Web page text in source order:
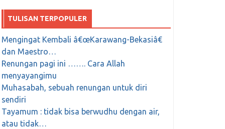
TULISAN TERPOPULER
Mengingat Kembali â€œKarawang-Bekasiâ€
dan Maestro…
Renungan pagi ini ……. Cara Allah
menyayangimu
Muhasabah, sebuah renungan untuk diri
sendiri
Tayamum : tidak bisa berwudhu dengan air,
atau tidak…